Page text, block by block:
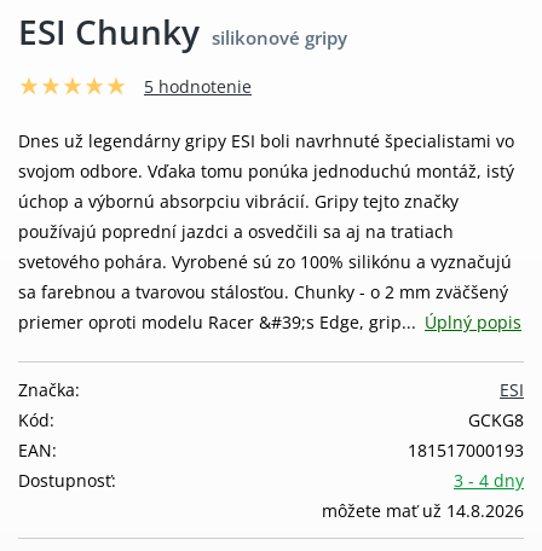
ESI Chunky silikonové gripy
5 hodnotenie
Dnes už legendárny gripy ESI boli navrhnuté špecialistami vo
svojom odbore. Vďaka tomu ponúka jednoduchú montáž, istý
úchop a výbornú absorpciu vibrácií. Gripy tejto značky
používajú poprední jazdci a osvedčili sa aj na tratiach
svetového pohára. Vyrobené sú zo 100% silikónu a vyznačujú
sa farebnou a tvarovou stálosťou. Chunky - o 2 mm zväčšený
priemer oproti modelu Racer &#39;s Edge, grip... Úplný popis
ESI
Značka:
GCKG8
Kód:
181517000193
EAN:
3 - 4 dny
môžete mať už 14.8.2026
Dostupnosť: